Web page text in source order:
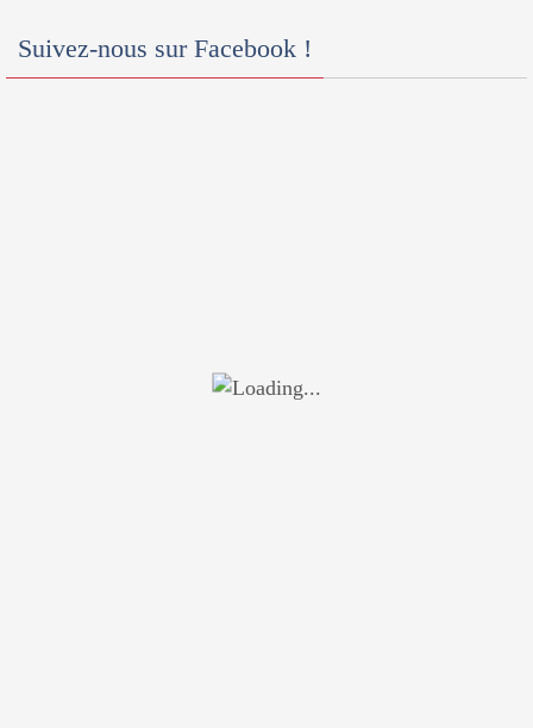
Suivez-nous sur Facebook !